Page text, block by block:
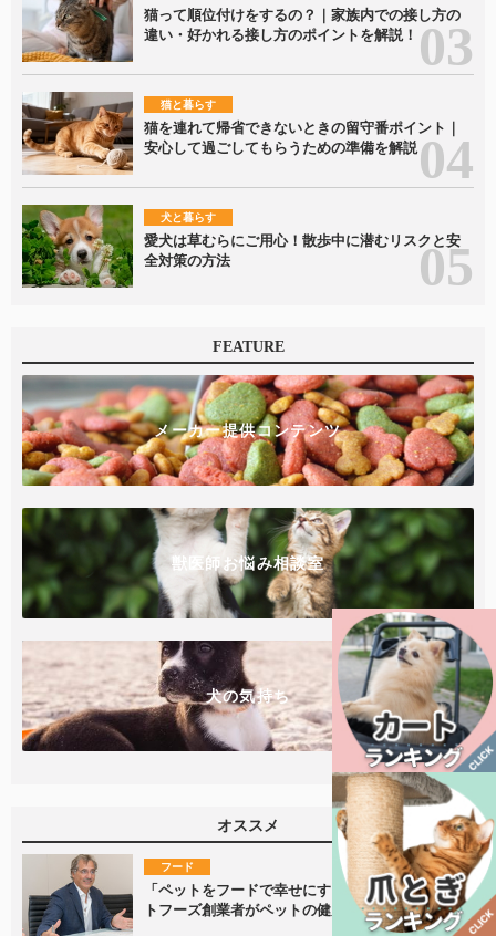
猫って順位付けをするの？｜家族内での接し方の
違い・好かれる接し方のポイントを解説！
猫と暮らす
猫を連れて帰省できないときの留守番ポイント｜
安心して過ごしてもらうための準備を解説
犬と暮らす
愛犬は草むらにご用心！散歩中に潜むリスクと安
全対策の方法
FEATURE
メーカー提供コンテンツ
獣医師お悩み相談室
犬の気持ち
オススメ
フード
「ペットをフードで幸せにする」ファルミナペッ
トフーズ創業者がペットの健康を支える！